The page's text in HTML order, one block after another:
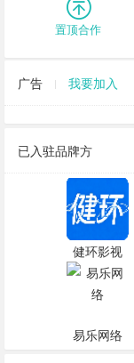
置顶合作
广告 我要加入
已入驻品牌方
健环影视
易乐网络